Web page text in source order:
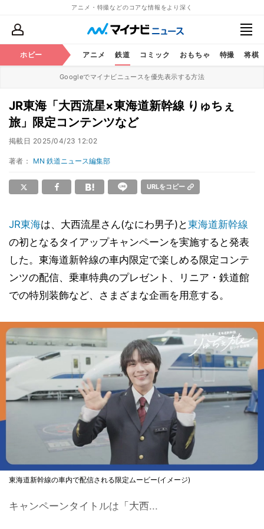
アニメ・特撮などのコアな情報をより深く
ホビー アニメ 鉄道 コミック おもちゃ 特撮 将棋
Googleでマイナビニュースを優先表示する方法
JR東海「大西流星×東海道新幹線 りゅちぇ
旅」限定コンテンツなど
掲載日 2025/04/23 12:02
著者： MN 鉄道ニュース編集部
URLをコピー
JR東海は、大西流星さん(なにわ男子)と東海道新幹線
の初となるタイアップキャンペーンを実施すると発表
した。東海道新幹線の車内限定で楽しめる限定コンテ
ンツの配信、乗車特典のプレゼント、リニア・鉄道館
での特別装飾など、さまざまな企画を用意する。
東海道新幹線の車内で配信される限定ムービー(イメージ)
キャンペーンタイトルは「大西...